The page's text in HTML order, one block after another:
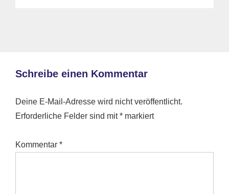
Schreibe einen Kommentar
Deine E-Mail-Adresse wird nicht veröffentlicht.
Erforderliche Felder sind mit* markiert
Kommentar *